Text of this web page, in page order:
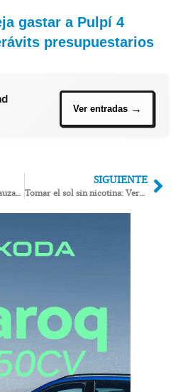
gastar a Pulpí 4
presupuestarios
El PP de Cuevas pide encauzar la rambla de las Palmeras en Villaricos
SIGUIENTE
Tomar el sol sin nicotina: Vera y Cuevas abren playas sin humo